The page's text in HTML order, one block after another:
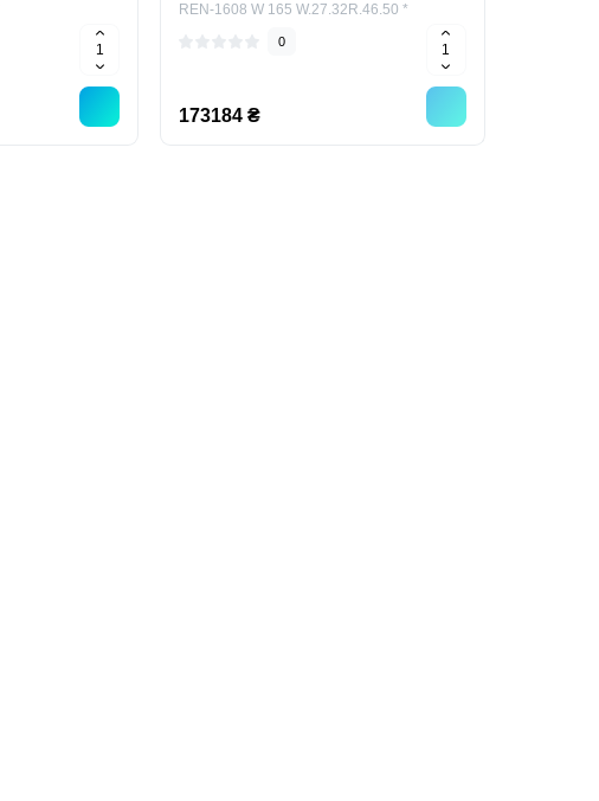
REN-1608 W 165 W.27.32R.46.50 *
0
173184 ₴